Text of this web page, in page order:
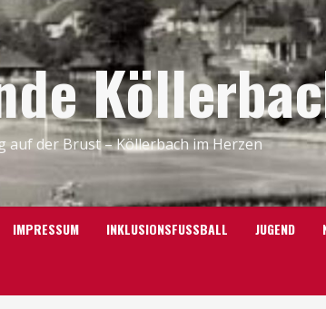
auf der Brust – Köllerbach im Herzen
IMPRESSUM INKLUSIONSFUSSBALL JUGEND